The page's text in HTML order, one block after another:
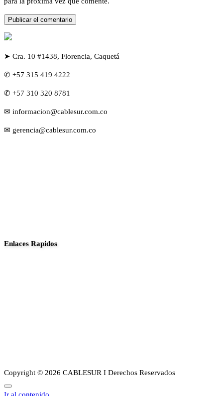
➤ Cra. 10 #1438, Florencia, Caquetá
✆ +57 315 419 4222
✆ +57 310 320 8781
✉ informacion@cablesur.com.co
✉ gerencia@cablesur.com.co
Enlaces Rapidos
Copyright © 2026 CABLESUR I Derechos Reservados